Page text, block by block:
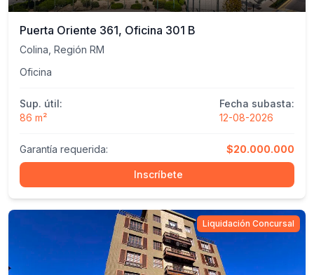
Puerta Oriente 361, Oficina 301 B
Colina, Región RM
Oficina
Sup. útil:
86 m²
Fecha subasta:
12-08-2026
Garantía requerida: $20.000.000
Inscríbete
Liquidación Concursal